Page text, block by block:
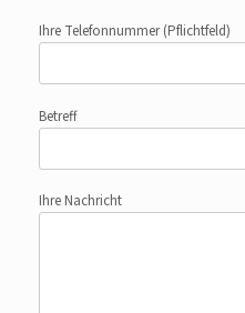
Ihre Telefonnummer(Pflichtfeld)
Betreff
Ihre Nachricht